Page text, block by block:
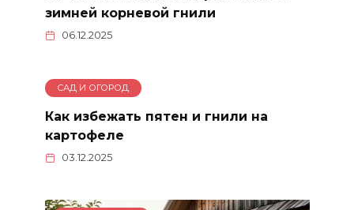
зимней корневой гнили
06.12.2025
САД И ОГОРОД
Как избежать пятен и гнили на
картофеле
03.12.2025